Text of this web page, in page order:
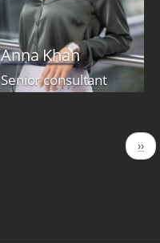
Anna Khan
Senior сonsultant
››